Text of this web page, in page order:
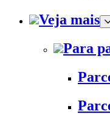
Veja mais
Para